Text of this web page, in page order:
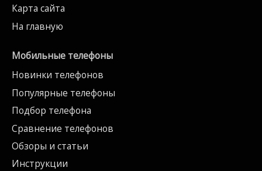
Карта сайта
На главную
Мобильные телефоны
Новинки телефонов
Популярные телефоны
Подбор телефона
Сравнение телефонов
Обзоры и статьи
Инструкции